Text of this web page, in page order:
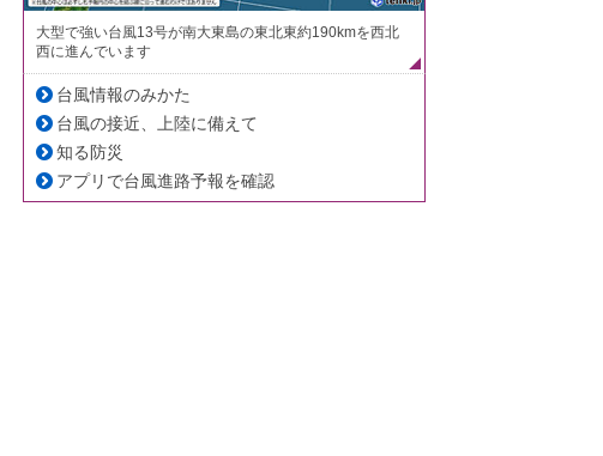
大型で強い台風13号が南大東島の東北東約190kmを西北
西に進んでいます
台風情報のみかた
台風の接近、上陸に備えて
知る防災
アプリで台風進路予報を確認